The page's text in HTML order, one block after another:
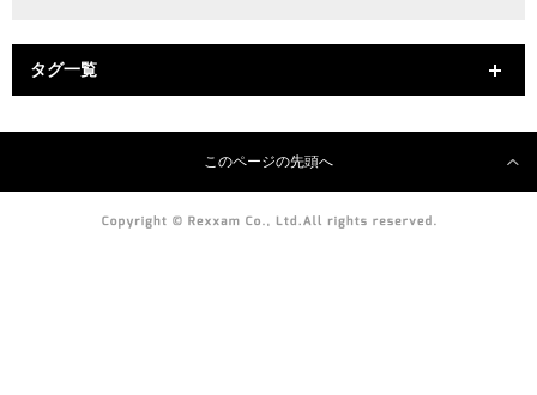
タグ一覧
このページの先頭へ